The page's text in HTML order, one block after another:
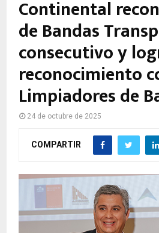
Continental
de Bandas
consecutivo y
reconocimiento
Limpiadores de
24 de octubre de 2025
COMPARTIR